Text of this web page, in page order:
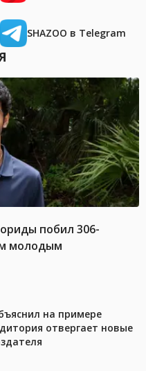
SHAZOO в Telegram
побил 306-
молодым
на примере
отвергает новые